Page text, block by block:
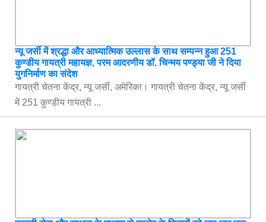
न्यू जर्सी में श्रद्धा और आध्यात्मिक उल्लास के साथ सम्पन्न हुआ 251
कुण्डीय गायत्री महायज्ञ, परम आदरणीय डॉ. चिन्मय पण्ड्या जी ने दिया
युगनिर्माण का संदेश
गायत्री चेतना केंद्र, न्यू जर्सी, अमेरिका। गायत्री चेतना केंद्र, न्यू जर्सी
में 251 कुण्डीय गायत्री ...